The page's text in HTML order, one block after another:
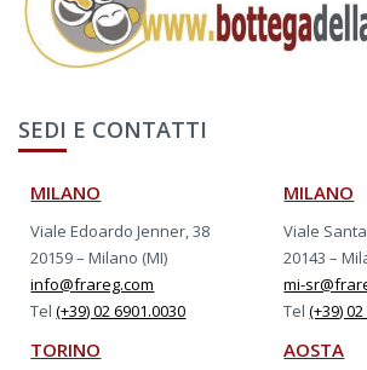
SEDI E CONTATTI
MILANO
Viale Edoardo Jenner, 38
20159 – Milano (MI)
info@frareg.com
Tel(+39) 02 6901.0030
MILANO
Viale
20143 –
mi-
Tel(+39)
TORINO AOSTA